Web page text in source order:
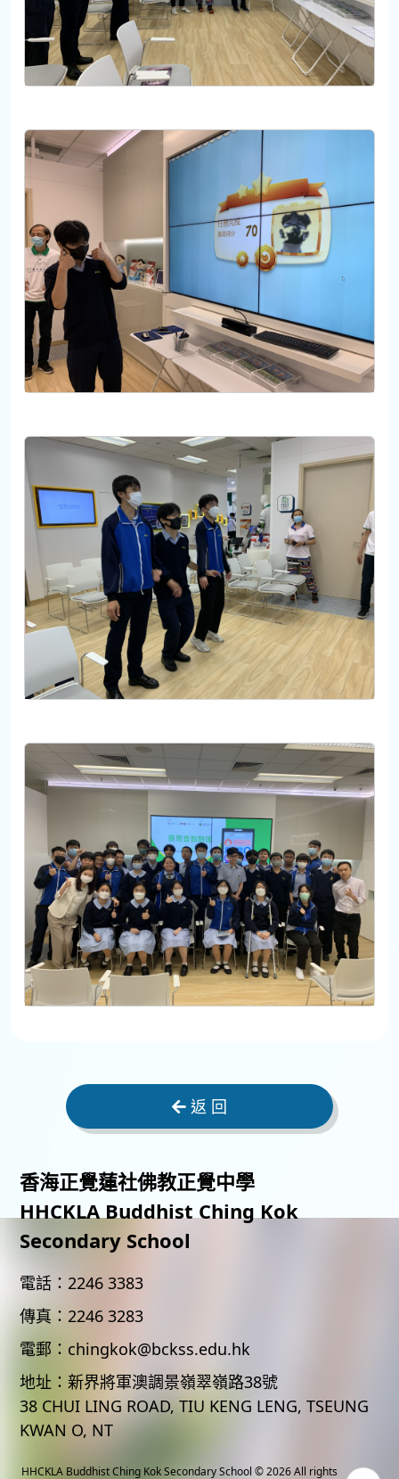
返 回
香海正覺蓮社佛教正覺中學
HHCKLA Buddhist Ching Kok
Secondary School
電話： 2246 3383
傳真： 2246 3283
電郵： chingkok@bckss.edu.hk
地址： 新界將軍澳調景嶺翠嶺路38號
38 CHUI LING ROAD, TIU KENG LENG, TSEUNG
KWAN O, NT
HHCKLA Buddhist Ching Kok Secondary School © 2026 All rights